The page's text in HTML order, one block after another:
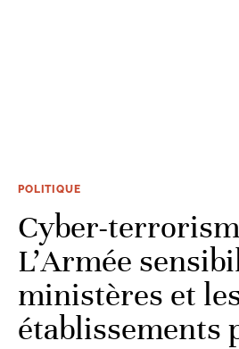
POLITIQUE
Cyber-
L’Armée
ministères et
établissements